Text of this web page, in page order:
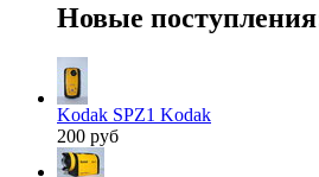
Новые
Kodak SPZ1 Kodak
200 руб